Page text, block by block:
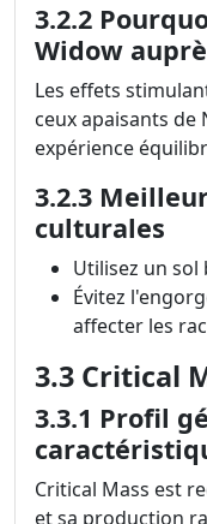
3.2.2
Widow
Les effets
ceux apaisants
expérience
3.2.3
culturales
Utilisez un sol
Évitez
affecter les
3.3 Critical
3.3.1 Profil
Critical Mass est
et sa production